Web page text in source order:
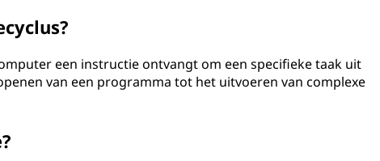
een instructie ontvangt om een ​​specifieke taak uit
van een programma tot het uitvoeren van complexe